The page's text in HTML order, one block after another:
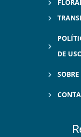
DE